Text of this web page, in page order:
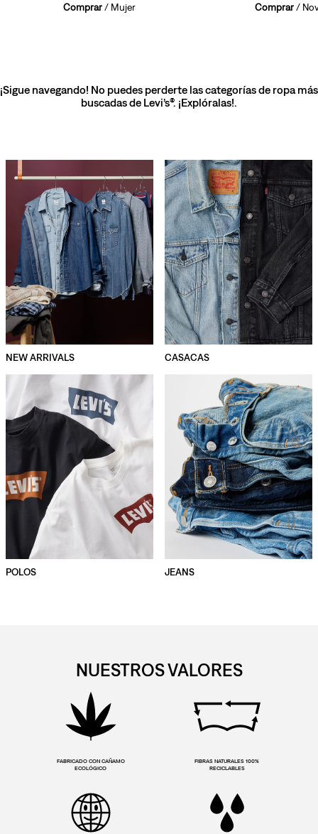
Comprar/ Mujer Comprar/
¡Sigue navegando! No puedes perderte las categorías de ropa más
buscadas de Levi’s®. ¡Explóralas!.
NEW ARRIVALS CASACAS
POLOS JEANS
NUESTROS VALORES
FABRICADO CON CAÑAMO
ECOLÓGICO
FIBRAS NATURALES 100%
RECICLABLES